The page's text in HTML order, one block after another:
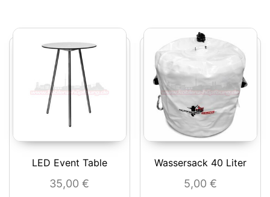
LED Event Table
35,00€
Wassersack 40 Liter
5,00€